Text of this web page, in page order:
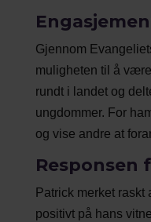
Gjennom
muligheten til å
rundt i landet og
ungdommer. For
og vise andre at
Responsen
Patrick merket raskt
positivt på hans